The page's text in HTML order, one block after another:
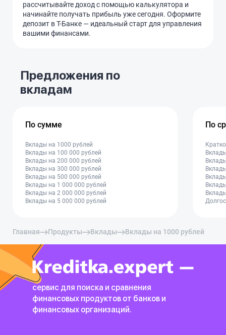
рассчитывайте доход с помощью калькулятора и
начинайте получать прибыль уже сегодня. Оформите
депозит в Т-Банке — идеальный старт для управления
вашими финансами.
Предложения по
вкладам
По сумме
Вклады на 1000 рублей
Вклады на 100 000 рублей
Вклады на 200 000 рублей
Вклады на 300 000 рублей
Вклады на 500 000 рублей
Вклады на 1 000 000 рублей
Вклады на 2 000 000 рублей
Вклады на 5 000 000 рублей
По
Главная Продукты Вклады Вклады на 1000 рублей
сервис для поиска и сравнения
финансовых продуктов от банков и
финансовых организаций.